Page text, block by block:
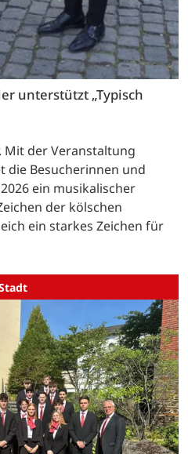
unterstützt „Typisch
Mit der Veranstaltung
die Besucherinnen und
ein musikalischer
der kölschen
ein starkes Zeichen für